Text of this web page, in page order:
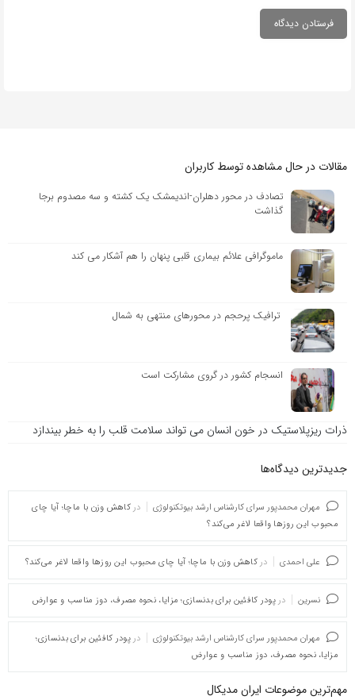
مقالات در حال مشاهده توسط کاربران
تصادف در محور دهلران-اندیمشک یک کشته و سه مصدوم برجا
گذاشت
ماموگرافی علائم بیماری قلبی پنهان را هم آشکار می کند
ترافیک پرحجم در محورهای منتهی به شمال
انسجام کشور در گروی مشارکت است
ذرات ریزپلاستیک در خون انسان می تواند سلامت قلب را به خطر بیندازد
جدیدترین دیدگاه‌‌ها
مهران محمدپور سرای کارشناس ارشد بیوتکنولوژی در کاهش وزن با ماچا؛ آیا چای
محبوب این روزها واقعا لاغر می‌کند؟
علی احمدی در کاهش وزن با ماچا؛ آیا چای محبوب این روزها واقعا لاغر می‌کند؟
نسرین در پودر کافئین برای بدنسازی؛ مزایا، نحوه مصرف، دوز مناسب و عوارض
مهران محمدپور سرای کارشناس ارشد بیوتکنولوژی در پودر کافئین برای بدنسازی؛
مزایا، نحوه مصرف، دوز مناسب و عوارض
مهم‌ترین موضوعات ایران مدیکال